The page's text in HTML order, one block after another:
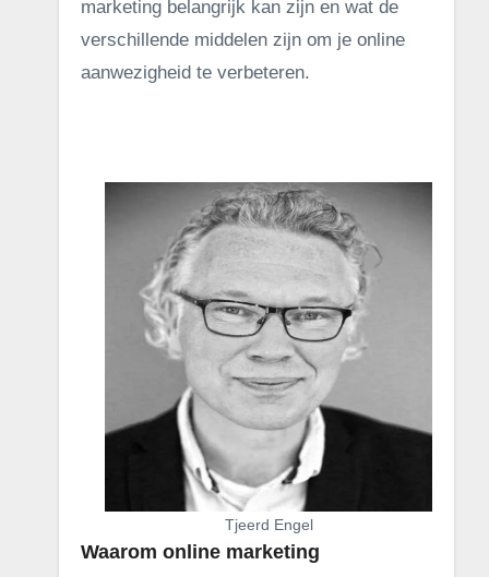
marketing belangrijk kan zijn en wat de
verschillende middelen zijn om je online
aanwezigheid te verbeteren.
Tjeerd Engel
Waarom online marketing